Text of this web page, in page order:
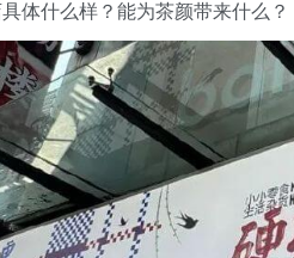
体什么样？能为茶颜带来什么？‍‍‍‍‍‍‍‍